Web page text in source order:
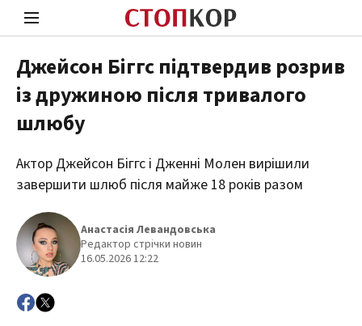
Стоп Політичній Корупції
Політика
Джейсон Біггс підтвердив розрив
із дружиною після тривалого
шлюбу
Актор Джейсон Біггс і Дженні Молен вирішили
завершити шлюб після майже 18 років разом
Анастасія Левандовська
Редактор стрічки новин
16.05.2026 12:22